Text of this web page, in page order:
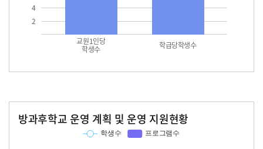
2
4
교원1인당
학생수 학급당학생수
방과후학교 운영 계획 및 운영 지원현황